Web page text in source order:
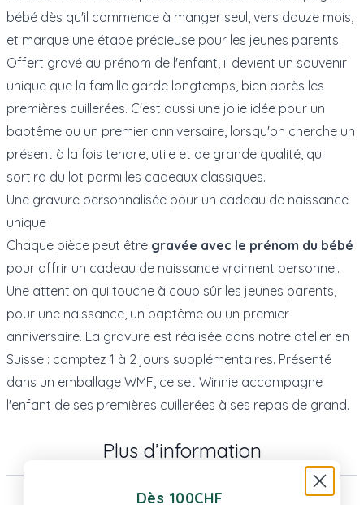
bébé dès qu'il commence à manger seul, vers douze mois,
et marque une étape précieuse pour les jeunes parents.
Offert gravé au prénom de l'enfant, il devient un souvenir
unique que la famille garde longtemps, bien après les
premières cuillerées. C'est aussi une jolie idée pour un
baptême ou un premier anniversaire, lorsqu'on cherche un
présent à la fois tendre, utile et de grande qualité, qui
sortira du lot parmi les cadeaux classiques.
Une gravure personnalisée pour un cadeau de naissance
unique
Chaque pièce peut être gravée avec le prénom du bébé
pour offrir un cadeau de naissance vraiment personnel.
Une attention qui touche à coup sûr les jeunes parents,
pour une naissance, un baptême ou un premier
anniversaire. La gravure est réalisée dans notre atelier en
Suisse : comptez 1 à 2 jours supplémentaires. Présenté
dans un emballage WMF, ce set Winnie accompagne
l'enfant de ses premières cuillerées à ses repas de grand.
Plus d’information
Dès 100CHF